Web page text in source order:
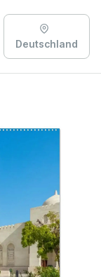
Deutschland